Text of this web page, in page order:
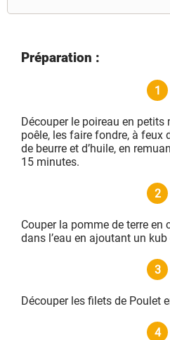
Préparation :
1
Découper le poireau en petits
poêle, les faire fondre, à feux
de beurre et d’huile, en
15 minutes.
2
Couper la pomme de terre en
dans l’eau en ajoutant un
3
Découper les filets de Poulet
4